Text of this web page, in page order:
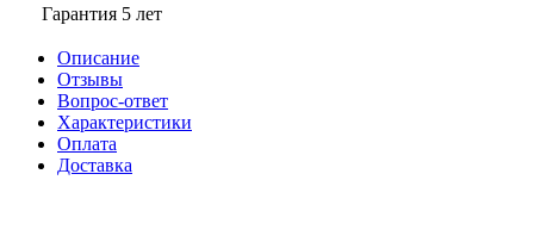
Гарантия 5 лет
Описание
Отзывы
Вопрос-ответ
Характеристики
Оплата
Доставка